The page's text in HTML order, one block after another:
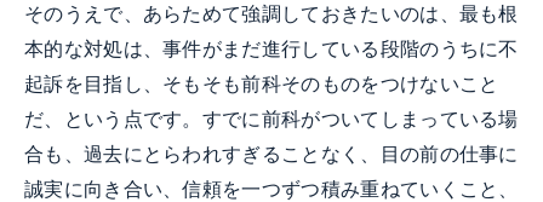
そのうえで、あらためて強調しておきたいのは、最も根
本的な対処は、事件がまだ進行している段階のうちに不
起訴を目指し、そもそも前科そのものをつけないこと
だ、という点です。すでに前科がついてしまっている場
合も、過去にとらわれすぎることなく、目の前の仕事に
誠実に向き合い、信頼を一つずつ積み重ねていくこと、